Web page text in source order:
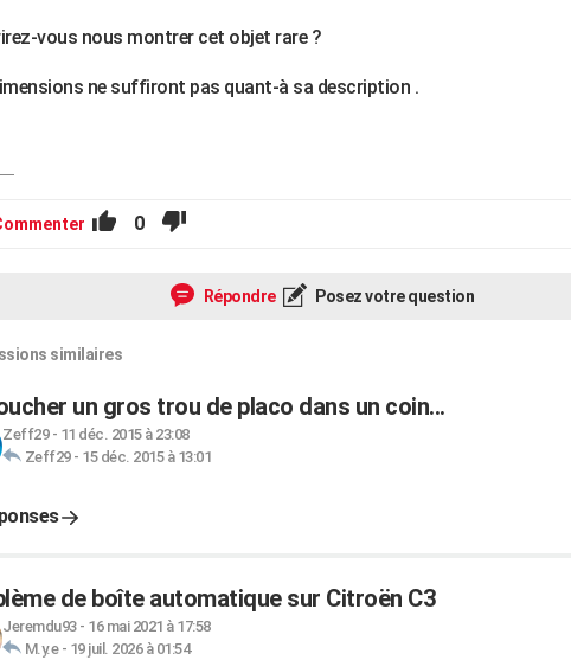
vous nous montrer cet objet rare ?
ne suffiront pas quant-à sa description .
0
Répondre Posez votre question
similaires
un gros trou de placo dans un coin...
Zeff29- 11 déc. 2015 à 23:08
Zeff29- 15 déc. 2015 à 13:01
de boîte automatique sur Citroën C3
Jeremdu93- 16 mai 2021 à 17:58
M.y.e- 19 juil. 2026 à 01:54